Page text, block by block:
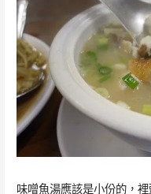
味噌魚湯應該是小份的，